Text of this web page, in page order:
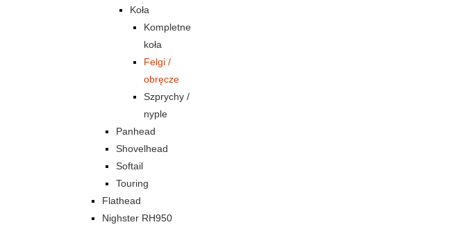
Koła
Kompletne
koła
Felgi /
obręcze
Szprychy /
nyple
Panhead
Shovelhead
Softail
Touring
Flathead
Nighster RH950